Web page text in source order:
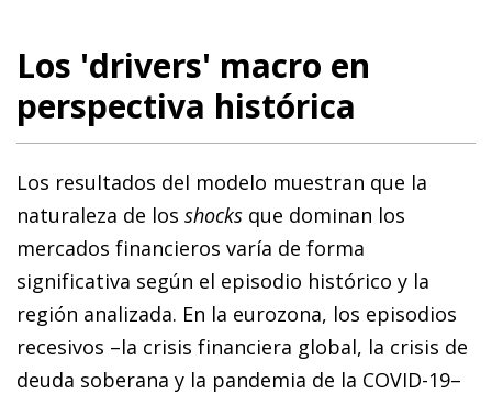
Los 'drivers' macro en
perspectiva histórica
Los resultados del modelo muestran que la
naturaleza de los shocks que dominan los
mercados financieros varía de forma
significativa según el episodio histórico y la
región analizada. En la eurozona, los episodios
recesivos –la crisis financiera global, la crisis de
deuda soberana y la pandemia de la COVID-19–